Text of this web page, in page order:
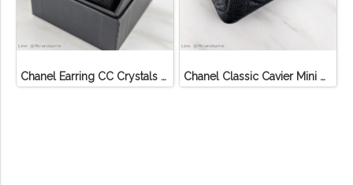
Chanel Earring CC Crystals GHW Chanel Classic Cavier Mini O-Casa GHW